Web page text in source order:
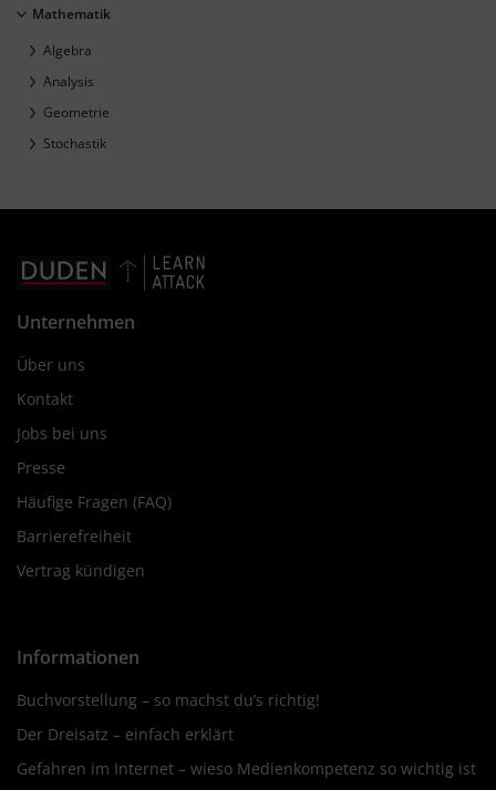
Mathematik
Algebra
Analysis
Geometrie
Stochastik
Unternehmen
Über uns
Kontakt
Jobs bei uns
Presse
Häufige Fragen (FAQ)
Barrierefreiheit
Vertrag kündigen
Informationen
Buchvorstellung – so machst du’s richtig!
Der Dreisatz – einfach erklärt
Gefahren im Internet – wieso Medienkompetenz so wichtig ist